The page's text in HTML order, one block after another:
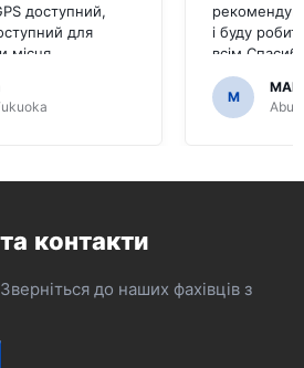
доступний,
для
місця
що
GPS.Було б
купити
і буду
легким.
M
Abu
контакти
до наших фахівців з